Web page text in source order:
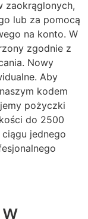
zaokrąglonych,
lub za pomocą
na konto. W
zgodnie z
Nowy
Aby
kodem
pożyczki
do 2500
jednego